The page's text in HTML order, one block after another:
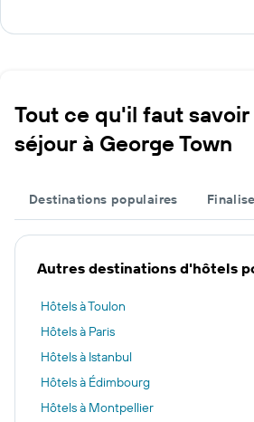
Tout ce qu'il faut
séjour à George Town
Destinations populaires
Autres destinations d'hôtels
Hôtels à Toulon
Hôtels à Paris
Hôtels à Istanbul
Hôtels à Édimbourg
Hôtels à Montpellier